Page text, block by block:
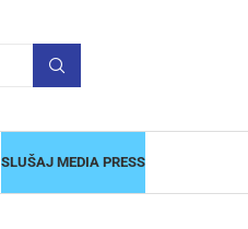
SLUŠAJ MEDIA PRESS